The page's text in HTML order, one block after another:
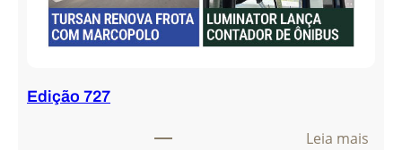
Edição 727
Leia mais: